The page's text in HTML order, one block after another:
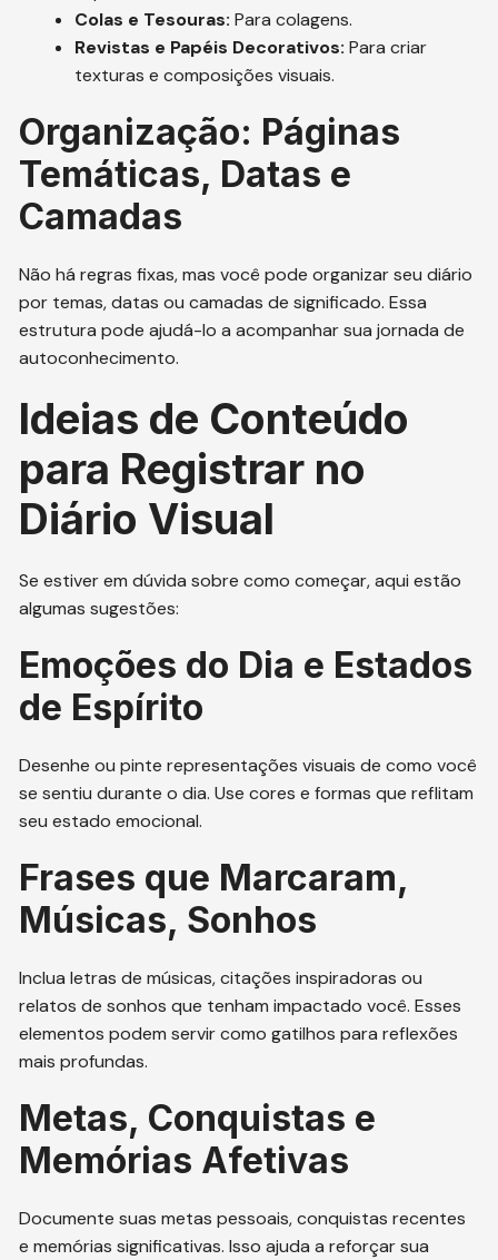
Colas e Tesouras: Para colagens.
Revistas e Papéis Decorativos: Para criar
texturas e composições visuais.
Organização: Páginas
Temáticas, Datas e
Camadas
Não há regras fixas, mas você pode organizar seu diário
por temas, datas ou camadas de significado. Essa
estrutura pode ajudá-lo a acompanhar sua jornada de
autoconhecimento.
Ideias de Conteúdo
para Registrar no
Diário Visual
Se estiver em dúvida sobre como começar, aqui estão
algumas sugestões:
Emoções do Dia e Estados
de Espírito
Desenhe ou pinte representações visuais de como você
se sentiu durante o dia. Use cores e formas que reflitam
seu estado emocional.
Frases que Marcaram,
Músicas, Sonhos
Inclua letras de músicas, citações inspiradoras ou
relatos de sonhos que tenham impactado você. Esses
elementos podem servir como gatilhos para reflexões
mais profundas.
Metas, Conquistas e
Memórias Afetivas
Documente suas metas pessoais, conquistas recentes
e memórias significativas. Isso ajuda a reforçar sua